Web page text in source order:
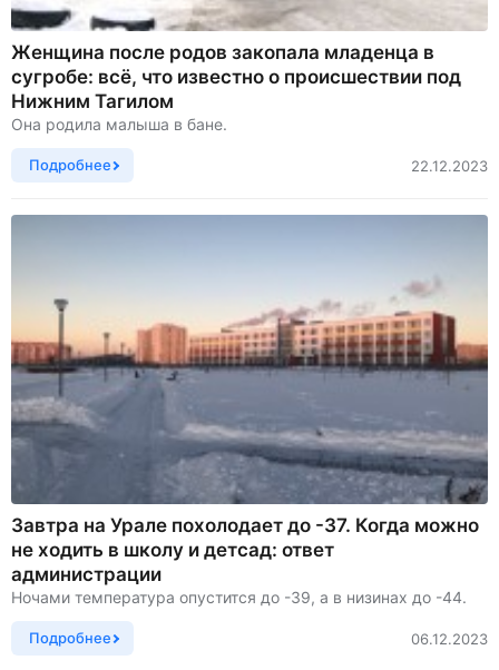
Женщина после родов закопала младенца в
сугробе: всё, что известно о происшествии под
Нижним Тагилом
Она родила малыша в бане.
Подробнее 22.12.2023
Завтра на Урале похолодает до -37. Когда можно
не ходить в школу и детсад: ответ
администрации
Ночами температура опустится до -39, а в низинах до -44.
Подробнее 06.12.2023